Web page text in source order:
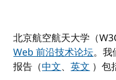
北京航空航天大学（
Web 前沿技术论坛。我
报告（中文、英文）包